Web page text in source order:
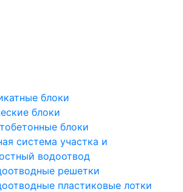
блоки
блоки
блоки
система участка и
водоотвод
решетки
пластиковые лотки